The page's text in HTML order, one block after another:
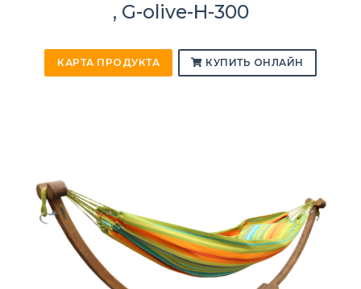
, G-olive-H-300
КАРТА ПРОДУКТА КУПИТЬ ОНЛАЙН